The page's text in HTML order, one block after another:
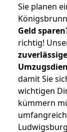
Sie planen
Geld
richtig!
zuverlässige
damit Sie
wichtigen
kümmern